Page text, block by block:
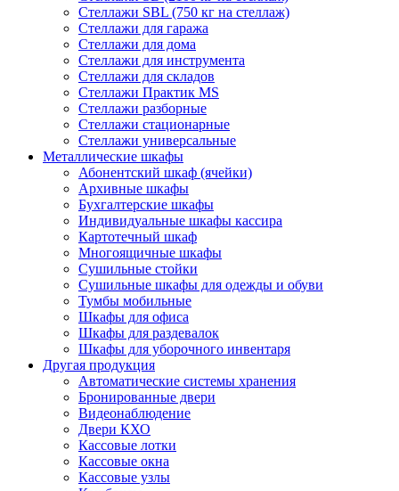
Стеллажи SBL (750 кг на стеллаж)
Стеллажи для гаража
Стеллажи для дома
Стеллажи для инструмента
Стеллажи для складов
Стеллажи Практик MS
Стеллажи разборные
Стеллажи стационарные
Стеллажи универсальные
Металлические шкафы
Абонентский шкаф (ячейки)
Архивные шкафы
Бухгалтерские шкафы
Индивидуальные шкафы кассира
Картотечный шкаф
Многоящичные шкафы
Сушильные стойки
Сушильные шкафы для одежды и обуви
Тумбы мобильные
Шкафы для офиса
Шкафы для раздевалок
Шкафы для уборочного инвентаря
Другая продукция
Автоматические системы хранения
Бронированные двери
Видеонаблюдение
Двери КХО
Кассовые лотки
Кассовые окна
Кассовые узлы